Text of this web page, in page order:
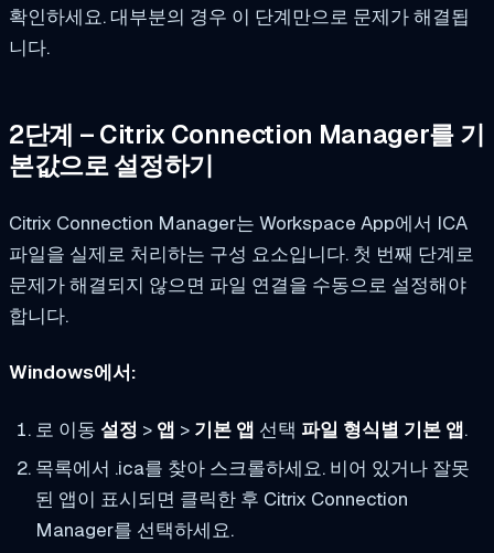
확인하세요. 대부분의 경우 이 단계만으로 문제가 해결됩
니다.
2단계 – Citrix Connection Manager를 기
본값으로 설정하기
Citrix Connection Manager는 Workspace App에서 ICA
파일을 실제로 처리하는 구성 요소입니다. 첫 번째 단계로
문제가 해결되지 않으면 파일 연결을 수동으로 설정해야
합니다.
Windows에서:
로 이동 설정 > 앱 > 기본 앱 선택 파일 형식별 기본 앱.
목록에서 .ica를 찾아 스크롤하세요. 비어 있거나 잘못
된 앱이 표시되면 클릭한 후 Citrix Connection
Manager를 선택하세요.